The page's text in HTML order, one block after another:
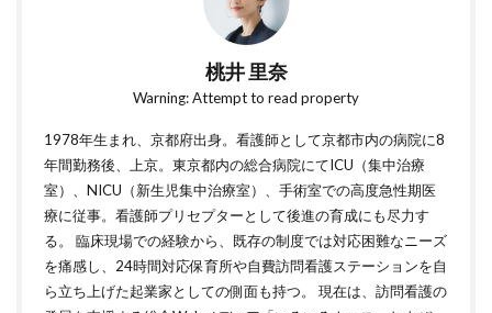
桃井 里奈
Warning: Attempt to read property
1978年生まれ、京都府出身。看護師として京都市内の病院に8
年間勤務後、上京。東京都内の総合病院にてICU（集中治療
室）、NICU（新生児集中治療室）、手術室での高度急性期医
療に従事。看護師プリセプターとして後進の育成にも尽力す
る。 臨床現場での経験から、既存の制度では対応困難なニーズ
を痛感し、24時間対応保育所や自費訪問看護ステーションを自
ら立ち上げた起業家としての側面も持つ。 現在は、訪問看護の